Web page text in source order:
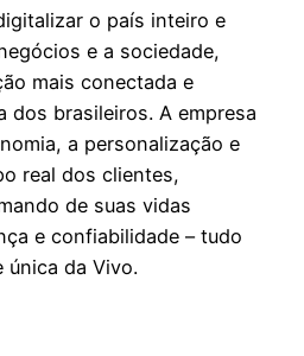
o país inteiro e
e a sociedade,
mais conectada e
dos brasileiros. A empresa
a personalização e
real dos clientes,
de suas vidas
e confiabilidade – tudo
única da Vivo.